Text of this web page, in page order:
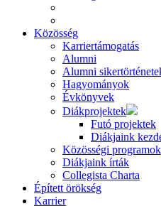
Közösség
Karriertámogatás
Alumni
Alumni
Hagyományok
Évkönyvek
Diákprojektek
Futó projektek
Diákjaink
Közösségi programok
Diákjaink írták
Collegista Charta
Épített örökség
Karrier